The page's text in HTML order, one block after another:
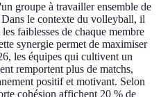
groupe à travailler ensemble de
le contexte du volleyball, il
faiblesses de chaque membre
synergie permet de maximiser
les équipes qui cultivent un
remportent plus de matchs,
positif et motivant. Selon
cohésion affichent 20 % de